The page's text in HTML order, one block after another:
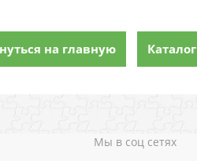
на главную Каталог
Мы в соц сетях